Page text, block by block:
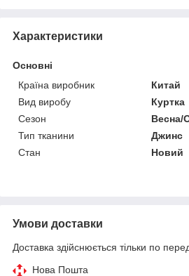
Характеристики
Основні
Країна виробник
Китай
Вид виробу
Куртка
Сезон
Весна/
Тип тканини
Джинс
Стан
Новий
Умови доставки
Доставка здійснюється тільки по
Нова Пошта